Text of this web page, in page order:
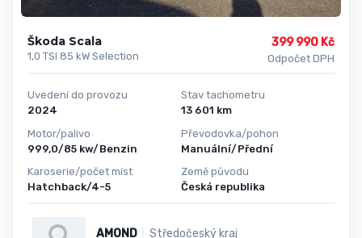
Škoda Scala
1,0 TSI 85 kW Selection
399 990 Kč
Odpočet DPH
Uvedení do provozu
2024
Motor/palivo
999,0/85 kw/Benzin
Karoserie/počet míst
Hatchback/4-5
Stav tachometru
13 601 km
Převodovka/pohon
Manuální/Přední
Země původu
Česká republika
AMOND Středočeský kraj